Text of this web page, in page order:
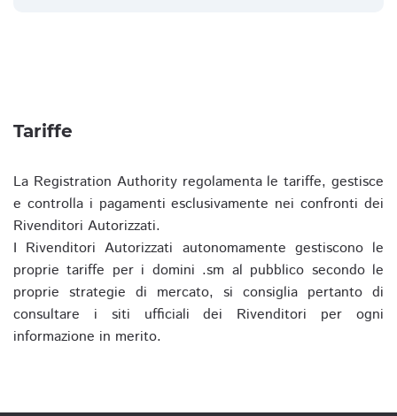
Tariffe
La Registration Authority regolamenta le tariffe, gestisce
e controlla i pagamenti esclusivamente nei confronti dei
Rivenditori Autorizzati.
I Rivenditori Autorizzati autonomamente gestiscono le
proprie tariffe per i domini .sm al pubblico secondo le
proprie strategie di mercato, si consiglia pertanto di
consultare i siti ufficiali dei Rivenditori per ogni
informazione in merito.